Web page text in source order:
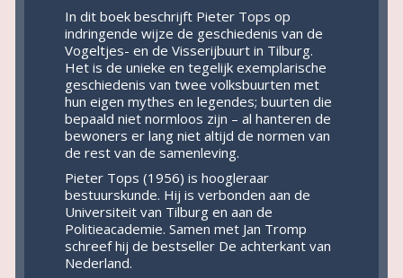
In dit boek beschrijft Pieter Tops op
indringende wijze de geschiedenis van de
Vogeltjes- en de Visserijbuurt in Tilburg.
Het is de unieke en tegelijk exemplarische
geschiedenis van twee volksbuurten met
hun eigen mythes en legendes; buurten die
bepaald niet normloos zijn – al hanteren de
bewoners er lang niet altijd de normen van
de rest van de samenleving.
Pieter Tops (1956) is hoogleraar
bestuurskunde. Hij is verbonden aan de
Universiteit van Tilburg en aan de
Politieacademie. Samen met Jan Tromp
schreef hij de bestseller De achterkant van
Nederland.